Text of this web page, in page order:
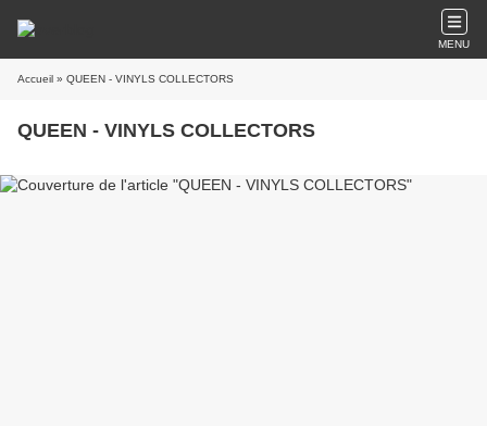
MENU
Accueil » QUEEN - VINYLS COLLECTORS
QUEEN - VINYLS COLLECTORS